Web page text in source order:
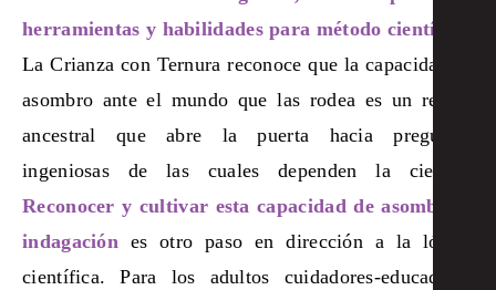
herramientas y habilidades para método científico.
La Crianza con Ternura reconoce que la capacidad de
asombro ante el mundo que las rodea es un regalo
ancestral que abre la puerta hacia preguntas
ingeniosas de las cuales dependen la ciencia.
Reconocer y cultivar esta capacidad de asombro e
indagación es otro paso en dirección a la lógica
científica. Para los adultos cuidadores-educadores